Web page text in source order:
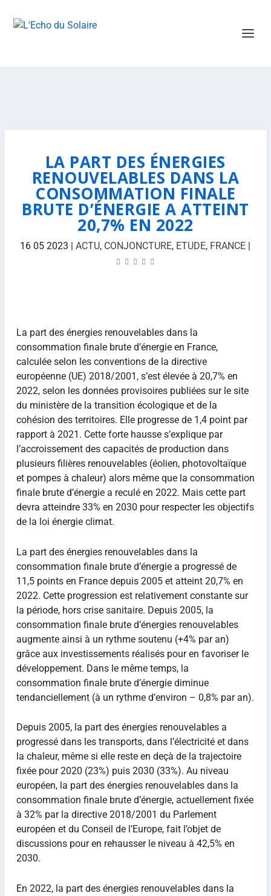
LA PART DES ÉNERGIES
RENOUVELABLES DANS LA
CONSOMMATION FINALE
BRUTE D’ÉNERGIE A ATTEINT
20,7% EN 2022
16 05 2023 |ACTU, CONJONCTURE, ETUDE, FRANCE |
La part des énergies renouvelables dans la
consommation finale brute d’énergie en France,
calculée selon les conventions de la directive
européenne (UE) 2018/2001, s’est élevée à 20,7% en
2022, selon les données provisoires publiées sur le site
du ministère de la transition écologique et de la
cohésion des territoires. Elle progresse de 1,4 point par
rapport à 2021. Cette forte hausse s’explique par
l’accroissement des capacités de production dans
plusieurs filières renouvelables (éolien, photovoltaïque
et pompes à chaleur) alors même que la consommation
finale brute d’énergie a reculé en 2022. Mais cette part
devra atteindre 33% en 2030 pour respecter les objectifs
de la loi énergie climat.
La part des énergies renouvelables dans la
consommation finale brute d’énergie a progressé de
11,5 points en France depuis 2005 et atteint 20,7% en
2022. Cette progression est relativement constante sur
la période, hors crise sanitaire. Depuis 2005, la
consommation finale brute d’énergies renouvelables
augmente ainsi à un rythme soutenu (+4% par an)
grâce aux investissements réalisés pour en favoriser le
développement. Dans le même temps, la
consommation finale brute d’énergie diminue
tendanciellement (à un rythme d’environ – 0,8% par an).
Depuis 2005, la part des énergies renouvelables a
progressé dans les transports, dans l’électricité et dans
la chaleur, même si elle reste en deçà de la trajectoire
fixée pour 2020 (23%) puis 2030 (33%). Au niveau
européen, la part des énergies renouvelables dans la
consommation finale brute d’énergie, actuellement fixée
à 32% par la directive 2018/2001 du Parlement
européen et du Conseil de l’Europe, fait l’objet de
discussions pour en rehausser le niveau à 42,5% en
2030.
En 2022, la part des énergies renouvelables dans la